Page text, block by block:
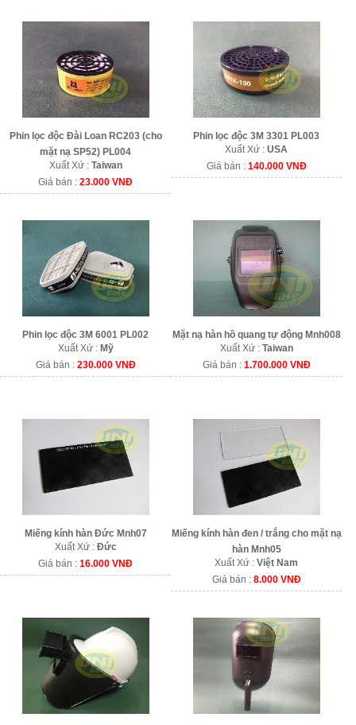
Phin lọc độc Đài Loan RC203 (cho
mặt nạ SP52) PL004
Xuất Xứ : Taiwan
Giá bán :23.000 VNĐ
Phin lọc độc 3M 3301 PL003
Xuất Xứ :USA
Giá bán : 140.000 VNĐ
Phin lọc độc 3M 6001 PL002
Xuất Xứ : Mỹ
Giá bán : 230.000 VNĐ
Mặt nạ hàn hồ quang tự động Mnh008
Xuất Xứ : Taiwan
Giá bán : 1.700.000 VNĐ
Miếng kính hàn Đức Mnh07
Xuất Xứ : Đức
Giá bán :16.000 VNĐ
Miếng kính hàn đen / trắng cho mặt nạ
hàn Mnh05
Xuất Xứ :Việt Nam
Giá bán : 8.000 VNĐ